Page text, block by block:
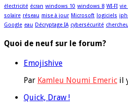
électricité écran windows 10 windows 8 WI-FI vie
solaire réseau mise à jour Microsoft logiciels
Google eau Décryptage IA cybersécurité
Quoi de neuf sur le forum?
Emojishive
Par Kamleu Noumi Emeric il
Quick, Draw !